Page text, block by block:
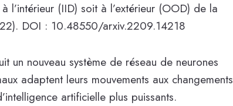
l’intérieur (IID) soit à l’extérieur (OOD) de la
DOI : 10.48550/arxiv.2209.14218
un nouveau système de réseau de neurones
adaptent leurs mouvements aux changements
artificielle plus puissants.